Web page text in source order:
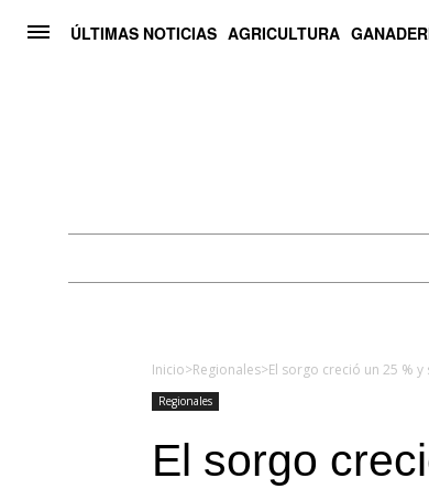
ÚLTIMAS NOTICIAS AGRICULTURA
Inicio>Regionales>
Regionales
El sorgo